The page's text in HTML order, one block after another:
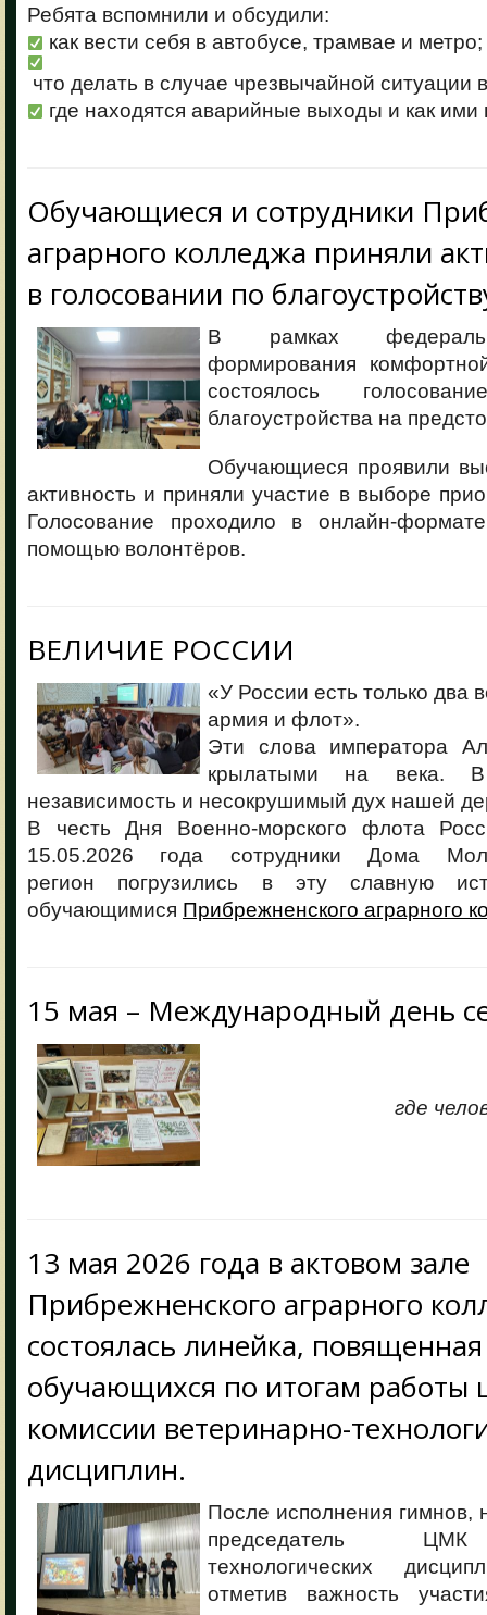
Ребята вспомнили и обсудили:
как вести себя в автобусе, трамвае и метро;
что делать в случае чрезвычайной ситуации
где находятся аварийные выходы и как ими
Обучающиеся и сотрудники
аграрного колледжа приняли
в голосовании по
В рамках
формирования
состоялось
благоустройства на
Обучающиеся проявили
активность и приняли участие в выборе
Голосование проходило в
помощью волонтёров.
ВЕЛИЧИЕ РОССИИ
«У России есть только два
армия и флот».
Эти слова императора
крылатыми на
независимость и несокрушимый дух нашей
В честь Дня Военно-морского флота
15.05.2026 года сотрудники Дома
регион погрузились в эту славную
обучающимися Прибрежненского аграрного
15 мая – Международный день
где
13 мая 2026 года в актовом зале
Прибрежненского аграрного
состоялась линейка,
обучающихся по итогам работы
комиссии ветеринарно-
дисциплин.
После исполнения гимнов,
председатель ЦМК
технологических
отметив важность